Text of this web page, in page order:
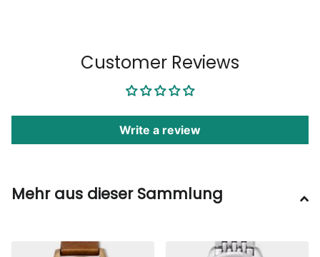
Customer Reviews
Write a review
Mehr aus dieser Sammlung